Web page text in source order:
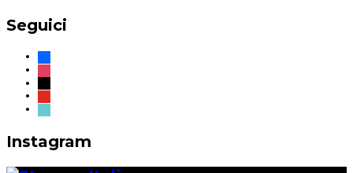
Seguici
Instagram